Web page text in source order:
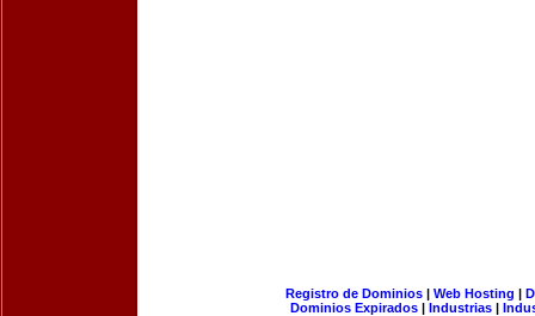
Registro de Dominios| Web Hosting |
Dominios Expirados | Industrias |